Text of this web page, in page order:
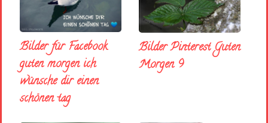
Bilder für Facebook
guten morgen ich
wünsche dir einen
schönen tag
Bilder Pinterest Guten
Morgen 9